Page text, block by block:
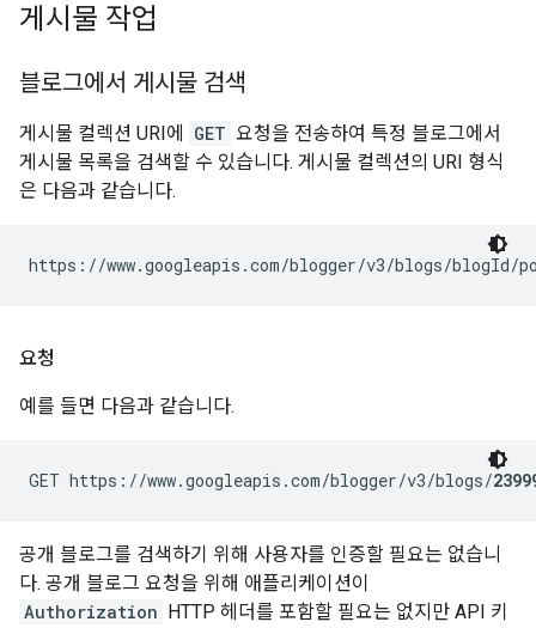
게시물 작업
블로그에서 게시물 검색
게시물 컬렉션 URI에 GET 요청을 전송하여 특정 블로그에서
게시물 목록을 검색할 수 있습니다. 게시물 컬렉션의 URI 형식
은 다음과 같습니다.
https://www.googleapis.com/blogger/v3/blogs/blogId
요청
예를 들면 다음과 같습니다.
GET https://www.googleapis.com/blogger/v3/blogs/
공개 블로그를 검색하기 위해 사용자를 인증할 필요는 없습니
다. 공개 블로그 요청을 위해 애플리케이션이
Authorization HTTP 헤더를 포함할 필요는 없지만 API 키